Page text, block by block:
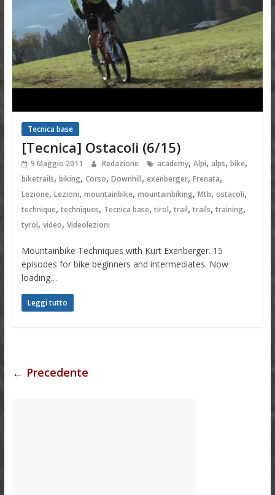
Tecnica base
[Tecnica] Ostacoli (6/15)
9 Maggio 2011 Redazione academy, Alpi, alps, bike,
biketrails, biking, Corso, Downhill, exenberger, Frenata,
Lezione, Lezioni, mountainbike, mountainbiking, Mtb, ostacoli,
technique, techniques, Tecnica base, tirol, trail, trails, training,
tyrol, video, Videolezioni
Mountainbike Techniques with Kurt Exenberger. 15
episodes for bike beginners and intermediates. Now
loading…
Leggi tutto
← Precedente